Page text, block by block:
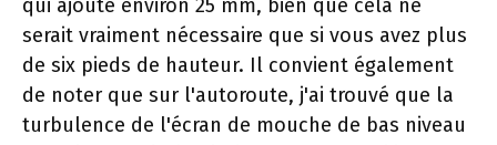
qui ajoute environ 25 mm, bien que cela ne
serait vraiment nécessaire que si vous avez plus
de six pieds de hauteur. Il convient également
de noter que sur l'autoroute, j'ai trouvé que la
turbulence de l'écran de mouche de bas niveau